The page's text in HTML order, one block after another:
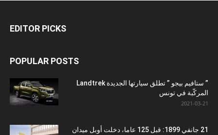
EDITOR PICKS
POPULAR POSTS
” ستافيم بيجو ” تطلق سيارتها الجديدة Landtrek
المركّبة في تونس
2021-03-21
21 جانفي 1899: قبل 125 عاما، دخلت أوبل ميدان